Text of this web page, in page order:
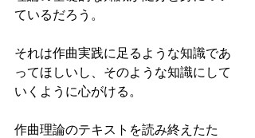
ているだろう。
それは作曲実践に足るような知識であ
ってほしいし、そのような知識にして
いくように心がける。
作曲理論のテキストを読み終えたた